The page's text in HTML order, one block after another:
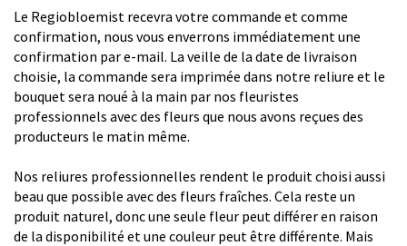
Le Regiobloemist recevra votre commande et comme
confirmation, nous vous enverrons immédiatement une
confirmation par e-mail. La veille de la date de livraison
choisie, la commande sera imprimée dans notre reliure et le
bouquet sera noué à la main par nos fleuristes
professionnels avec des fleurs que nous avons reçues des
producteurs le matin même.
Nos reliures professionnelles rendent le produit choisi aussi
beau que possible avec des fleurs fraîches. Cela reste un
produit naturel, donc une seule fleur peut différer en raison
de la disponibilité et une couleur peut être différente. Mais